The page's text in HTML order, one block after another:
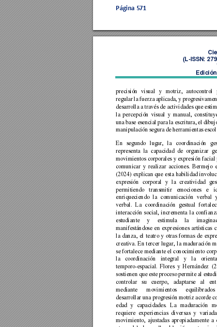
Página 571
(L-ISSN:
precisión visual y motriz, autocontrol
regular la fuerza aplicada, y progre
desarrolla a través de actividades que
la percepción visual y manual, constit
una base esencial para la escritura, el
manipulación segura de herramientas
En segundo lugar, la coordinación
representa la capacidad de organizar
movimientos corporales y expresión
comunicar y realizar acciones. Bermejo
(2024) explican que esta habilidad
expresión
corporal y la creatividad
permitiendo
transmitir emociones e
enriqueciendo la comunicación verbal
verbal. La coordinación gestual fo
interacción social, incrementa la
estudiante
y estimula la
manifestándose en expresiones artísticas
la danza, el teatro y otras formas de
creativa. En tercer lugar, la maduración
se fortalece mediante el conocimiento
la
coordinación integral y la
temporo-espacial. Flores y Hernández
sostienen que este proceso permite al e
controlar
su cuerpo, adaptarse al
mediante
movimientos
equilibrados
desarrollar una progresión motriz acorde
edad y capacidades. La maduración
requiere experiencias diversas y
movimiento, ajustadas apropiadamente a